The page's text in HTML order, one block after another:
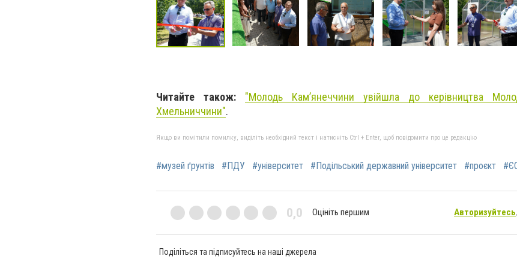
Читайте також: "Молодь Кам’янеччини увійшла до керівництва
Хмельниччини".
Якщо ви помітили помилку, виділіть необхідний текст і натисніть Ctrl + Enter, щоб повідомити про це редакцію
#музей ґрунтів #ПДУ #університет #Подільський державний університет #проєкт
0,0 Оцініть першим Авторизуйтесь
Поділіться та підписуйтесь на наші джерела